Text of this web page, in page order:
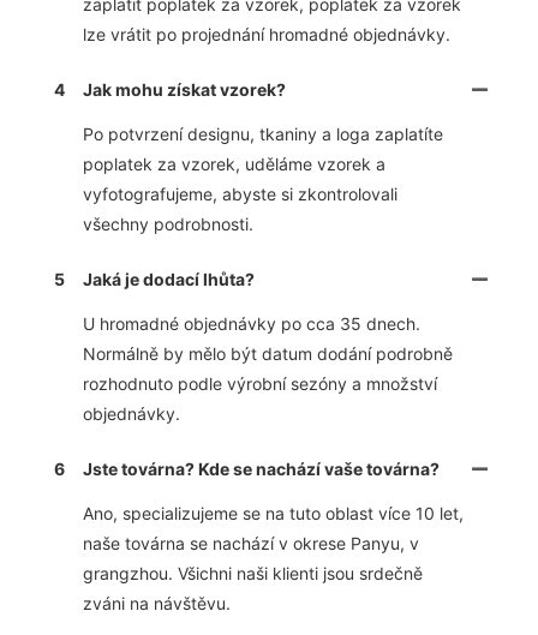
lze vrátit po projednání hromadné objednávky.
4 Jak mohu získat vzorek?
Po potvrzení designu, tkaniny a loga zaplatíte
poplatek za vzorek, uděláme vzorek a
vyfotografujeme, abyste si zkontrolovali
všechny podrobnosti.
5 Jaká je dodací lhůta?
U hromadné objednávky po cca 35 dnech.
Normálně by mělo být datum dodání podrobně
rozhodnuto podle výrobní sezóny a množství
objednávky.
6 Jste továrna? Kde se nachází vaše továrna?
Ano, specializujeme se na tuto oblast více 10 let,
naše továrna se nachází v okrese Panyu, v
grangzhou. Všichni naši klienti jsou srdečně
zváni na návštěvu.